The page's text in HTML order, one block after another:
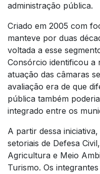
administração pública.
Criado em 2005 com
manteve por duas
voltada a esse
Consórcio identificou a
atuação das câmaras
avaliação era de que
pública também
integrado entre os
A partir dessa
setoriais de Defesa
Agricultura e Meio
Turismo. Os